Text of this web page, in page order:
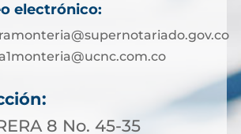
electrónico:
8 No. 45-35